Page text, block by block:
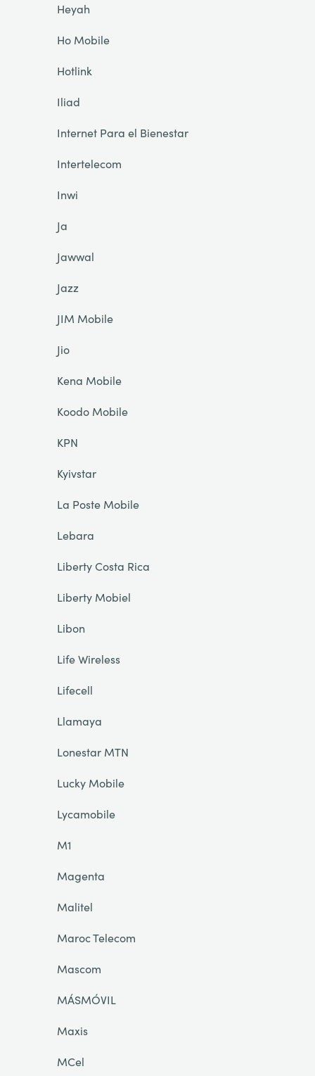
Heyah
Ho Mobile
Hotlink
Iliad
Internet Para el Bienestar
Intertelecom
Inwi
Ja
Jawwal
Jazz
JIM Mobile
Jio
Kena Mobile
Koodo Mobile
KPN
Kyivstar
La Poste Mobile
Lebara
Liberty Costa Rica
Liberty Mobiel
Libon
Life Wireless
Lifecell
Llamaya
Lonestar MTN
Lucky Mobile
Lycamobile
M1
Magenta
Malitel
Maroc Telecom
Mascom
MÁSMÓVIL
Maxis
MCel